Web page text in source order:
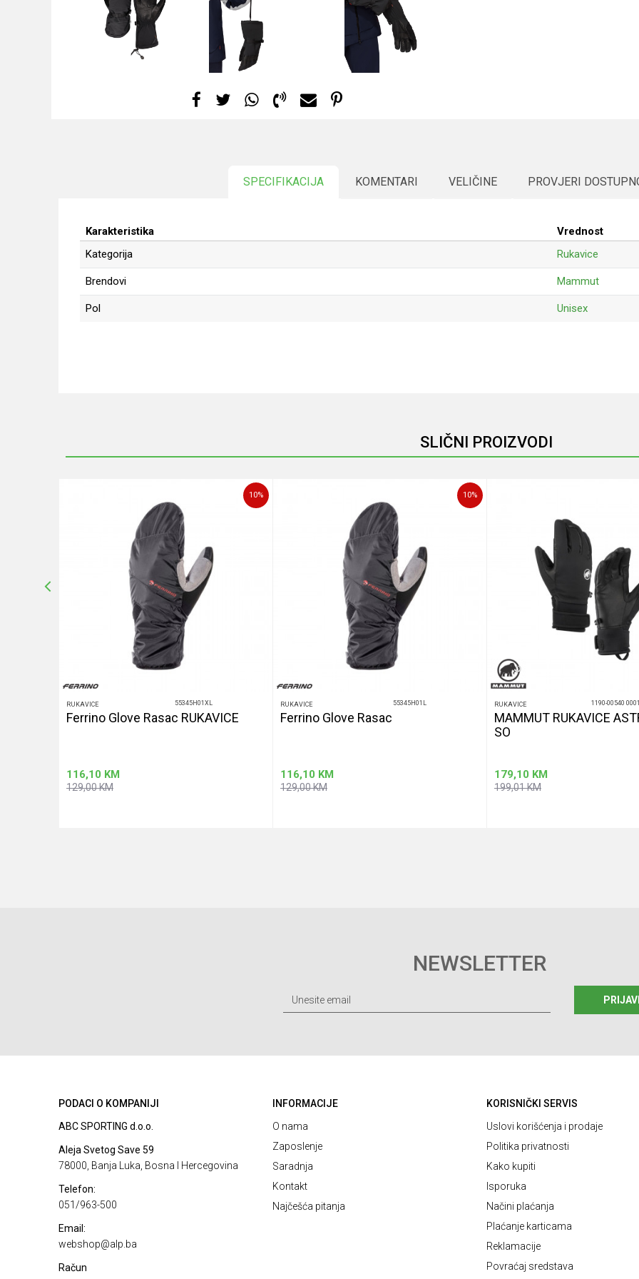
SPECIFIKACIJA KOMENTARI VELIČINE PROVJERI
Karakteristika
Vrednost
Kategorija
Rukavice
Brendovi Mammut
Pol Unisex
POŠALJI
SLIČNI PROIZVODI
10%
RUKAVICE 55345H01XL
Ferrino Glove Rasac RUKAVICE
116,10 KM
129,00KM
10%
RUKAVICE 55345H01L
Ferrino Glove Rasac
116,10 KM
129,00KM
RUKAVICE 1190-00540 0001
MAMMUT RUKAVICE
SO
179,10 KM
199,01KM
NEWSLETTER
PODACI O KOMPANIJI
ABC SPORTING d.o.o.
Aleja Svetog Save 59
78000, Banja Luka, Bosna I Hercegovina
Telefon:
051/963-500
Email:
webshop@alp.ba
Račun
INFORMACIJE
O nama
Zaposlenje
Saradnja
Kontakt
Najčešća pitanja
KORISNIČKI SERVIS
Uslovi korišćenja i prodaje
Politika privatnosti
Kako kupiti
Isporuka
Načini plaćanja
Plaćanje karticama
Reklamacije
Povraćaj sredstava